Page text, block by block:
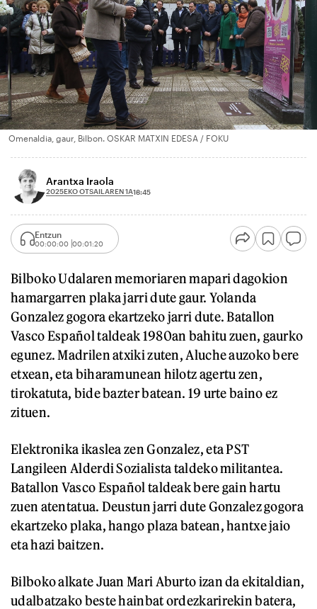
Omenaldia, gaur, Bilbon. OSKAR MATXIN EDESA / FOKU
Arantxa Iraola
2025EKO OTSAILAREN 1A18:45
Entzun
00:00:00 00:01:20
Bilboko Udalaren memoriaren mapari dagokion
hamargarren plaka jarri dute gaur. Yolanda
Gonzalez gogora ekartzeko jarri dute. Batallon
Vasco Español taldeak 1980an bahitu zuen, gaurko
egunez. Madrilen atxiki zuten, Aluche auzoko bere
etxean, eta biharamunean hilotz agertu zen,
tirokatuta, bide bazter batean. 19 urte baino ez
zituen.
Elektronika ikaslea zen Gonzalez, eta PST
Langileen Alderdi Sozialista taldeko militantea.
Batallon Vasco Español taldeak bere gain hartu
zuen atentatua. Deustun jarri dute Gonzalez gogora
ekartzeko plaka, hango plaza batean, hantxe jaio
eta hazi baitzen.
Bilboko alkate Juan Mari Aburto izan da ekitaldian,
udalbatzako beste hainbat ordezkarirekin batera,